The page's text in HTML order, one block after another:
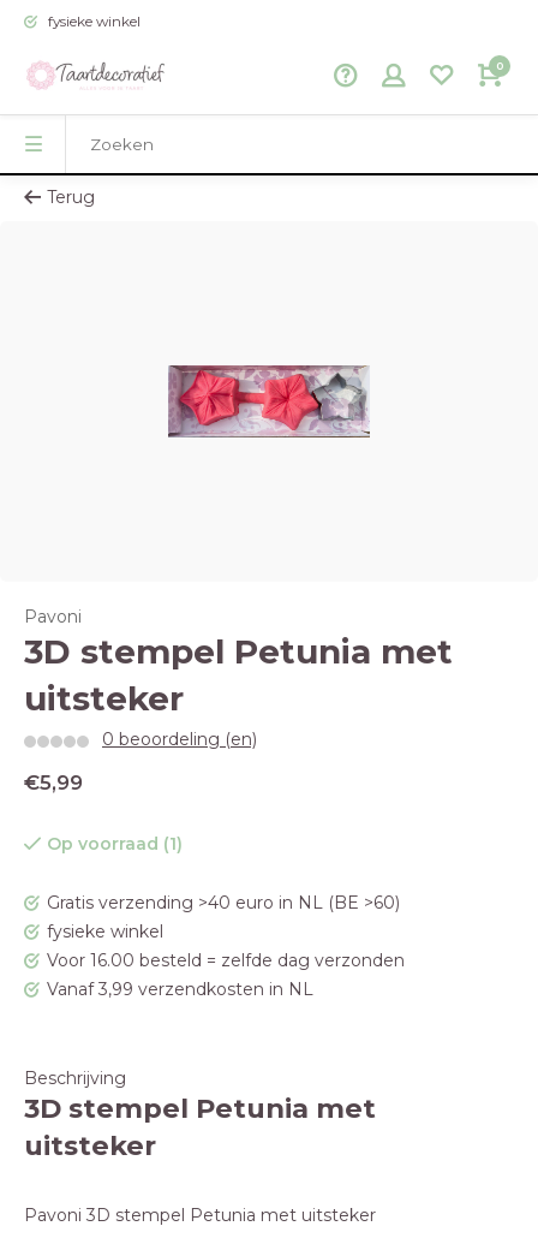
fysieke winkel
0
Terug
Pavoni
3D stempel Petunia met
uitsteker
0 beoordeling (en)
€5,99
Op voorraad (1)
Gratis verzending >40 euro in NL (BE >60)
fysieke winkel
Voor 16.00 besteld = zelfde dag verzonden
Vanaf 3,99 verzendkosten in NL
Beschrijving
3D stempel Petunia met
uitsteker
Pavoni 3D stempel Petunia met uitsteker